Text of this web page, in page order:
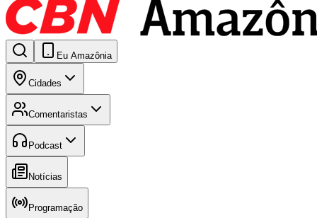
Eu Amazônia
Cidades
Comentaristas
Podcast
Notícias
Programação